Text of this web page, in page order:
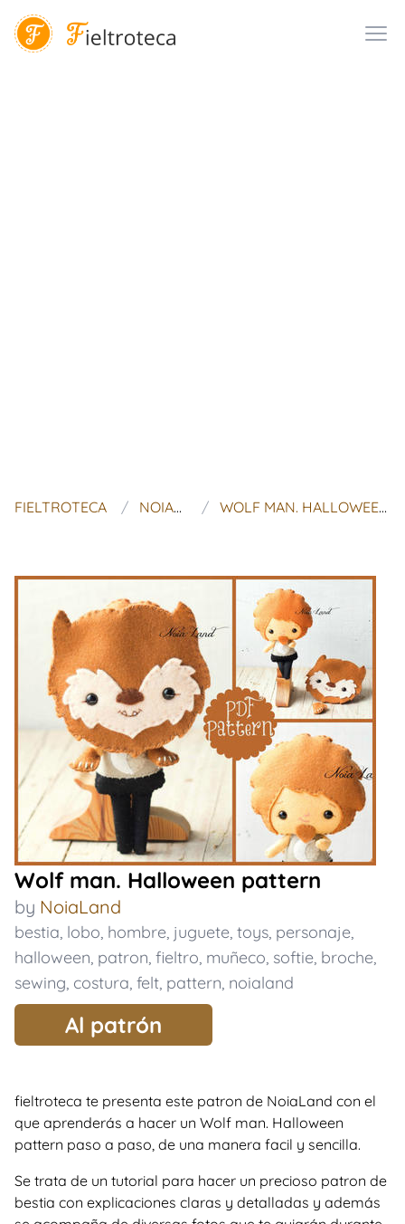
FIELTROTECA NOIALAND WOLF MAN. HALLOWEEN PATTERN
Wolf man. Halloween pattern
by NoiaLand
bestia, lobo, hombre, juguete, toys, personaje,
halloween, patron, fieltro, muñeco, softie, broche,
sewing, costura, felt, pattern, noialand
Al patrón
fieltroteca te presenta este patron de NoiaLand con el
que aprenderás a hacer un Wolf man. Halloween
pattern paso a paso, de una manera facil y sencilla.
Se trata de un tutorial para hacer un precioso patron de
bestia con explicaciones claras y detalladas y además